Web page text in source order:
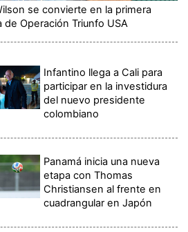
se convierte en la primera
de Operación Triunfo USA
Infantino llega a Cali para
participar en la investidura
del nuevo presidente
colombiano
Panamá inicia una nueva
etapa con Thomas
Christiansen al frente en
cuadrangular en Japón